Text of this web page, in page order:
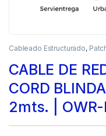
Cableado Estructurado,
CABLE DE
CORD
2mts. |